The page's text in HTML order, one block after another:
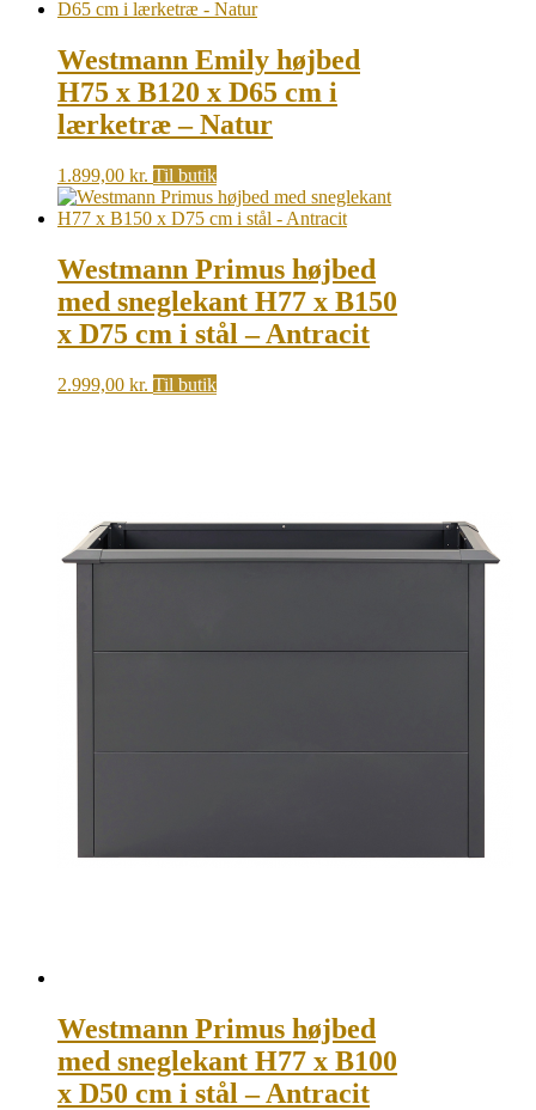
Westmann Emily højbed
H75 x B120 x D65 cm i
lærketræ – Natur
1.899,00 kr. Til butik
Westmann Primus højbed
med sneglekant H77 x B150
x D75 cm i stål – Antracit
2.999,00 kr. Til butik
Westmann Primus højbed
med sneglekant H77 x B100
x D50 cm i stål – Antracit